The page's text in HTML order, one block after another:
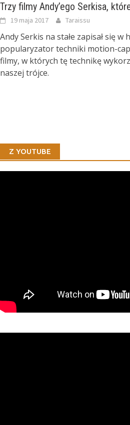
Trzy filmy Andy’ego Serkisa,
19 maja 2017 Taraissu
Andy Serkis na stałe zapisał się
popularyzator techniki motion-
filmy, w których tę technikę
naszej trójce.
Z YOUTUBE